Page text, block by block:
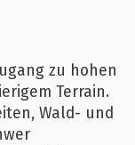
zu hohen
Terrain.
Wald- und